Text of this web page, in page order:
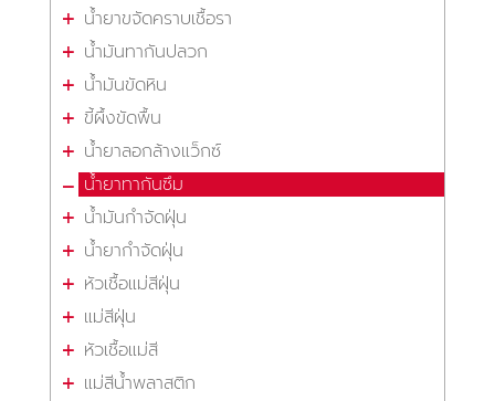
น้ำยาขจัดคราบเชื้อรา
น้ำมันทากันปลวก
น้ำมันขัดหิน
ขี้ผึ้งขัดพื้น
น้ำยาลอกล้างแว็กซ์
น้ำยาทากันซึม
น้ำมันกำจัดฝุ่น
น้ำยากำจัดฝุ่น
หัวเชื้อแม่สีฝุ่น
แม่สีฝุ่น
หัวเชื้อแม่สี
แม่สีน้ำพลาสติก